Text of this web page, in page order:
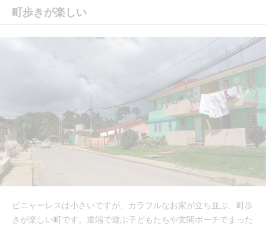
町歩きが楽しい
ビニャーレスは小さいですが、カラフルなお家が立ち並ぶ、町歩
きが楽しい町です。道端で遊ぶ子どもたちや玄関ポーチでまった